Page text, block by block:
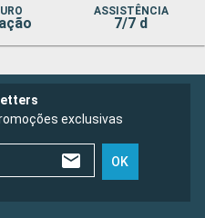
ASSISTÊNCIA
7/7 d
exclusivas
OK